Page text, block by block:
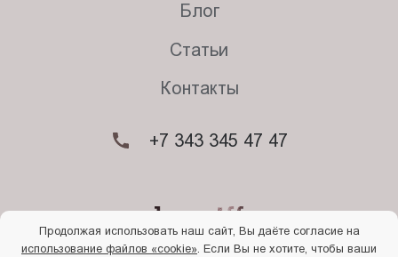
Блог
Статьи
Контакты
+7 343 345 47 47
Продолжая использовать наш сайт, Вы даёте согласие на
использование файлов «cookie» . Если Вы не хотите, чтобы ваши